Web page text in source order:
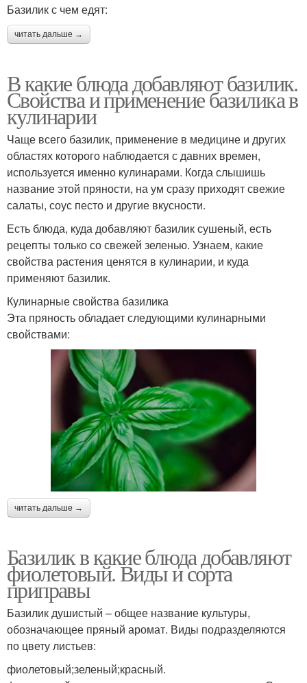
Базилик с чем едят:
читать дальше →
В какие блюда добавляют базилик.
Свойства и применение базилика в
кулинарии
Чаще всего базилик, применение в медицине и других
областях которого наблюдается с давних времен,
используется именно кулинарами. Когда слышишь
название этой пряности, на ум сразу приходят свежие
салаты, соус песто и другие вкусности.
Есть блюда, куда добавляют базилик сушеный, есть
рецепты только со свежей зеленью. Узнаем, какие
свойства растения ценятся в кулинарии, и куда
применяют базилик.
Кулинарные свойства базилика
Эта пряность обладает следующими кулинарными
свойствами:
читать дальше →
Базилик в какие блюда добавляют
фиолетовый. Виды и сорта
приправы
Базилик душистый – общее название культуры,
обозначающее пряный аромат. Виды подразделяются
по цвету листьев:
фиолетовый;зеленый;красный.